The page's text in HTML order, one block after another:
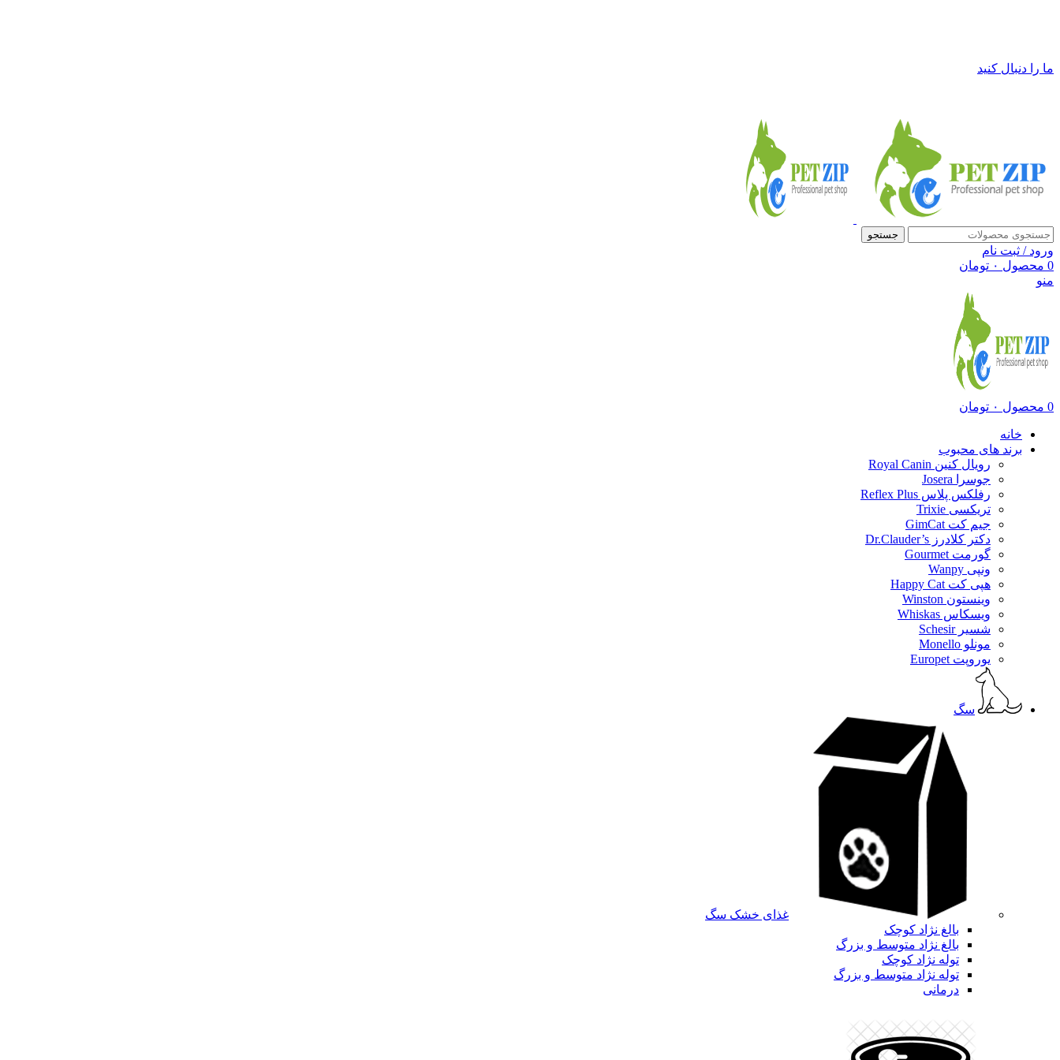
ما را دنبال کنید
جستجو
ورود / ثبت نام
0 محصول ۰ تومان
منو
0 محصول ۰ تومان
خانه
برند های محبوب
رویال کنین Royal Canin
جوسرا Josera
رفلکس پلاس Reflex Plus
تریکسی Trixie
جیم کت GimCat
دکتر کلادرز Dr.Clauder’s
گورمت Gourmet
ونپی Wanpy
هپی کت Happy Cat
وینستون Winston
ویسکاس Whiskas
شسیر Schesir
مونلو Monello
یوروپت Europet
سگ
غذای خشک سگ
بالغ نژاد کوچک
بالغ نژاد متوسط و بزرگ
توله نژاد کوچک
توله نژاد متوسط و بزرگ
درمانی